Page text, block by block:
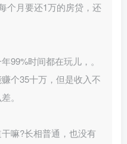
个月要还1万的房贷，还
99%时间都在玩儿，。
个35十万，但是收入不
。
嘛?长相普通，也没有